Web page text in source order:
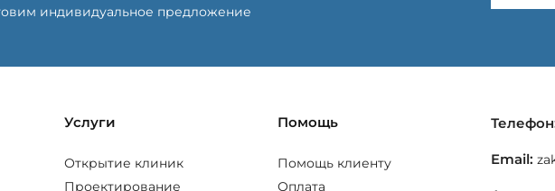
индивидуальное предложение
Услуги
Открытие клиник
Проектирование
Помощь
Помощь клиенту
Оплата
Email: